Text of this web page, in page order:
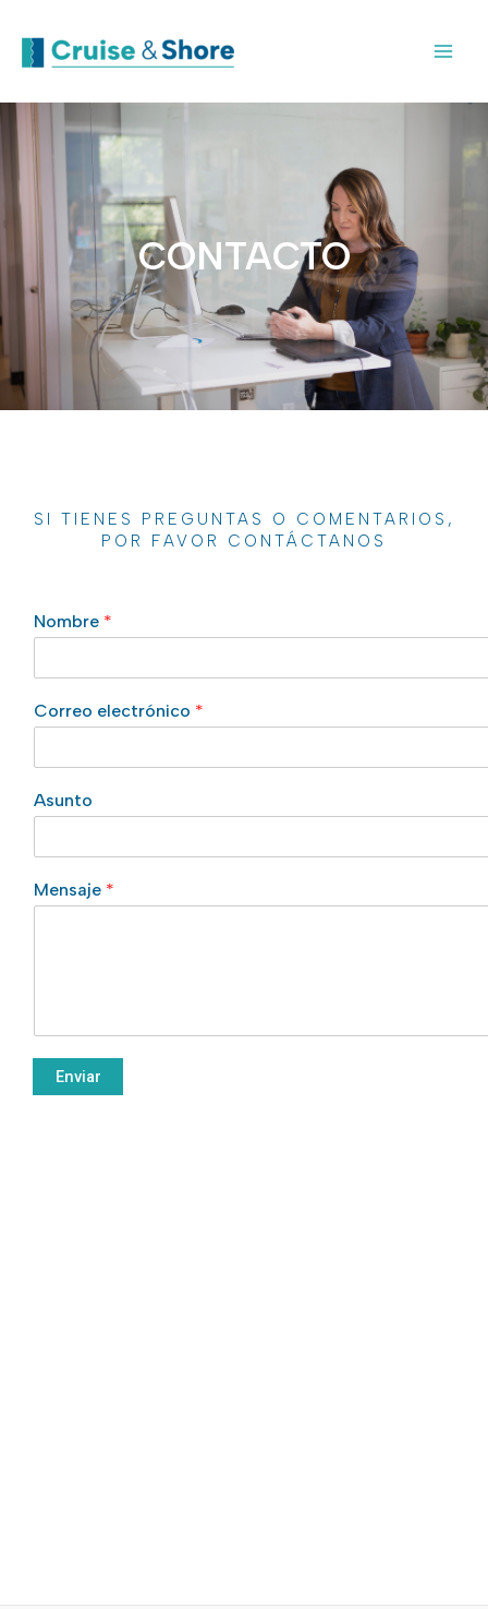
CONTACTO
SI TIENES PREGUNTAS O COMENTARIOS,
POR FAVOR CONTÁCTANOS
Nombre *
Correo electrónico *
Asunto
Mensaje *
Enviar